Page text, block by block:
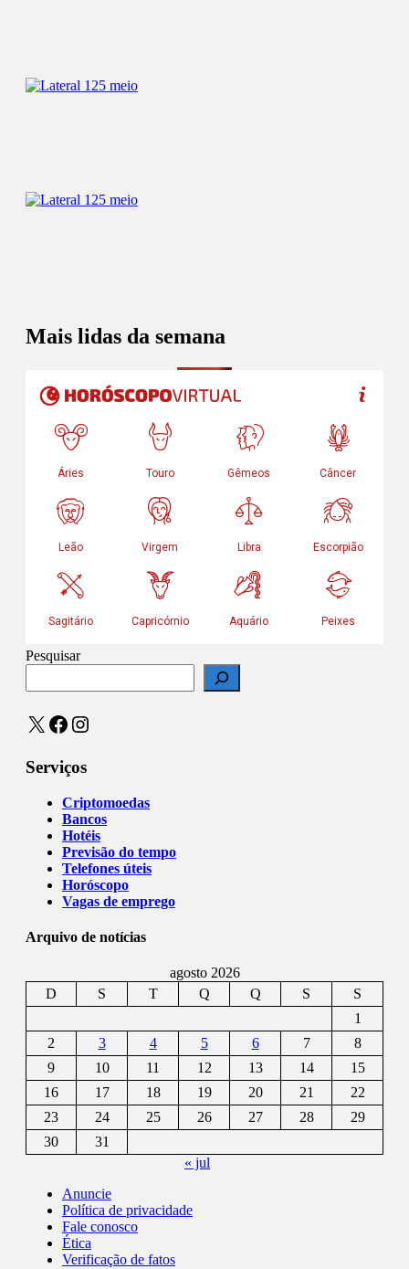
Mais lidas da semana
Pesquisar
X Facebook
Instagram
Serviços
Criptomoedas
Bancos
Hotéis
Previsão do tempo
Telefones úteis
Horóscopo
Vagas de emprego
Arquivo de notícias
agosto 2026
D
S T Q Q S
S
1
2
3 4 5 6 7
8
9
10 11 12 13 14
15
16
17 18 19 20 21
22
23
24 25 26 27 28
29
30
31
« jul
Anuncie
Política de privacidade
Fale conosco
Ética
Verificação de fatos